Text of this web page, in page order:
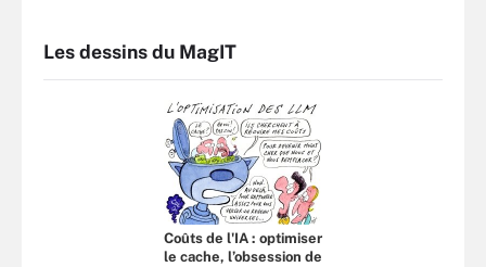
Les dessins du MagIT
Coûts de l'IA : optimiser
le cache, l’obsession de